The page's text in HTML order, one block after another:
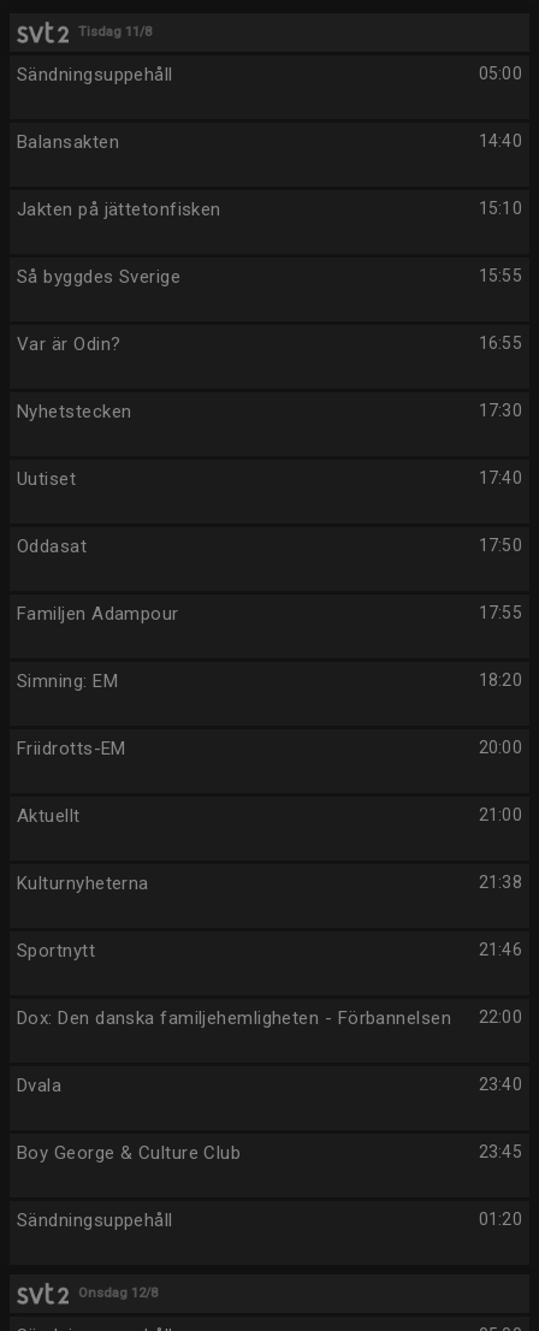
Tisdag 11/8
05:00
Sändningsuppehåll
14:40
Balansakten
15:10
Jakten på jättetonfisken
15:55
Så byggdes Sverige
16:55
Var är Odin?
17:30
Nyhetstecken
17:40
Uutiset
17:50
Oddasat
17:55
Familjen Adampour
18:20
Simning: EM
20:00
Friidrotts-EM
21:00
Aktuellt
21:38
Kulturnyheterna
21:46
Sportnytt
22:00
Dox: Den danska familjehemligheten - Förbannelsen
23:40
Dvala
23:45
Boy George & Culture Club
01:20
Sändningsuppehåll
Onsdag 12/8